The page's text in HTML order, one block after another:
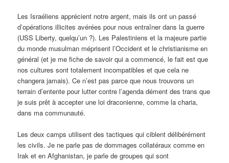
Les Israéliens apprécient notre argent, mais ils ont un passé
d’opérations illicites avérées pour nous entraîner dans la guerre
(USS Liberty, quelqu’un ?). Les Palestiniens et la majeure partie
du monde musulman méprisent l’Occident et le christianisme en
général (et je me fiche de savoir qui a commencé, le fait est que
nos cultures sont totalement incompatibles et que cela ne
changera jamais). Ce n’est pas parce que nous trouvons un
terrain d’entente pour lutter contre l’agenda dément des trans que
je suis prêt à accepter une loi draconienne, comme la charia,
dans ma communauté.
Les deux camps utilisent des tactiques qui ciblent délibérément
les civils. Je ne parle pas de dommages collatéraux comme en
Irak et en Afghanistan, je parle de groupes qui sont